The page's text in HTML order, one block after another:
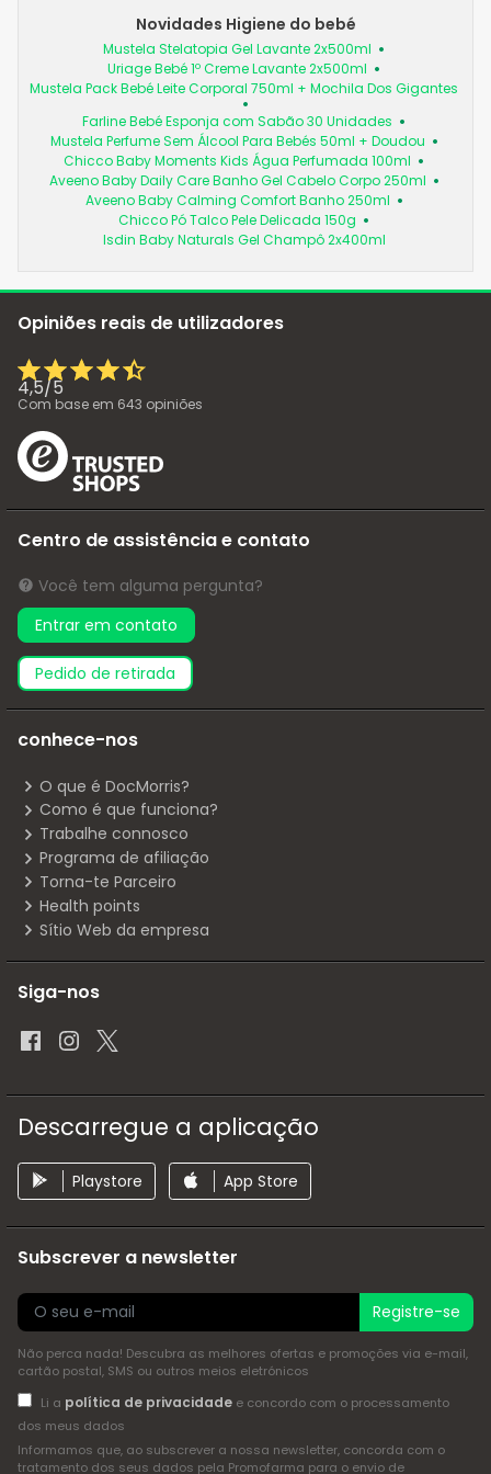
Novidades Higiene do bebé
Mustela Stelatopia Gel Lavante 2x500ml
Uriage Bebé 1º Creme Lavante 2x500ml
Mustela Pack Bebé Leite Corporal 750ml + Mochila Dos Gigantes
Farline Bebé Esponja com Sabão 30 Unidades
Mustela Perfume Sem Álcool Para Bebés 50ml + Doudou
Chicco Baby Moments Kids Água Perfumada 100ml
Aveeno Baby Daily Care Banho Gel Cabelo Corpo 250ml
Aveeno Baby Calming Comfort Banho 250ml
Chicco Pó Talco Pele Delicada 150g
Isdin Baby Naturals Gel Champô 2x400ml
Opiniões reais de utilizadores
4,5/5
Com base em 643 opiniões
Centro de assistência e contato
Você tem alguma pergunta?
Entrar em contato
pedido de retirada
conhece-nos
O que é DocMorris?
Como é que funciona?
Trabalhe connosco
Programa de afiliação
Torna-te Parceiro
Health points
Sítio Web da empresa
Siga-nos
Descarregue a aplicação
Playstore App Store
Subscrever a newsletter
Registre-se
Não perca nada! Descubra as melhores ofertas e promoções via e-mail,
cartão postal, SMS ou outros meios eletrónicos
Li a política de privacidadee concordo com o processamento
dos meus dados
Informamos que, ao subscrever a nossa newsletter, concorda com o
tratamento dos seus dados pela Promofarma para o envio de